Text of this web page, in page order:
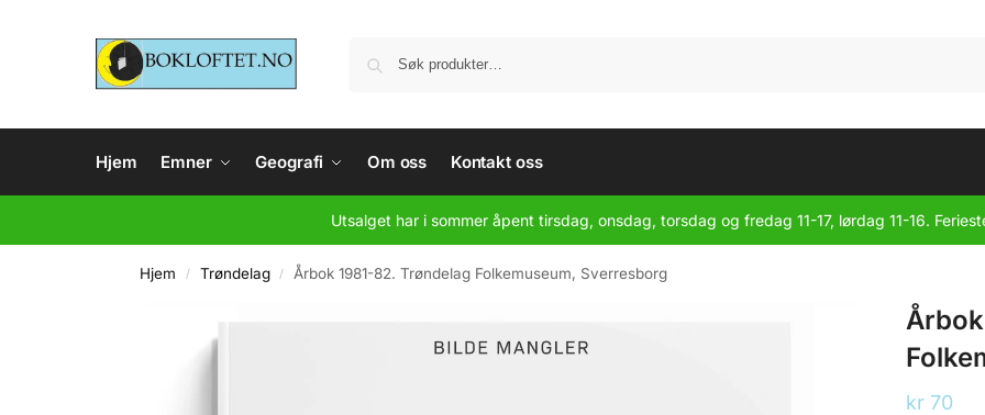
Hjem Emner Geografi Om oss Kontakt oss
Utsalget har i sommer åpent tirsdag, onsdag, torsdag og fredag 11-17, lørdag 11-16.
Hjem / Trøndelag / Årbok 1981-82. Trøndelag Folkemuseum, Sverresborg
kr 70